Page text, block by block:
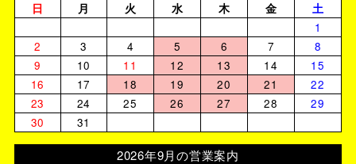
日 月 火 水 木 金
土
1
2
3 4 5 6 7
8
9
10 11 12 13 14
15
16
17 18 19 20 21
22
23
24 25 26 27 28
29
30
31
2026年9月の営業案内